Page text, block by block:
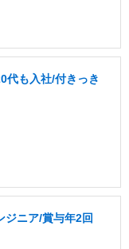
代も入社/付きっき
ジニア/賞与年2回